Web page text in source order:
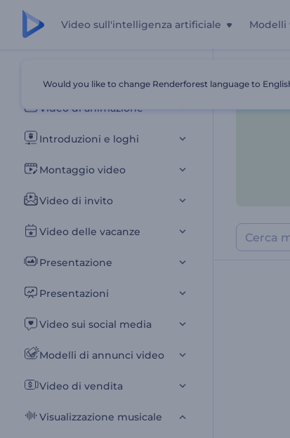
Video sull'intelligenza artificiale Modelli
Tutti i modelli
Video di animazione
Introduzioni e loghi
Montaggio video
Video di invito
Video delle vacanze
Presentazione
Presentazioni
Video sui social media
Modelli di annunci video
Video di vendita
Visualizzazione musicale
Casa
Would you like to change Renderforest language to